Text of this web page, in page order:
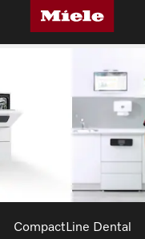
CompactLine Dental